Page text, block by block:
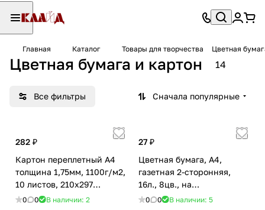
Главная Каталог Товары для творчества Цветная
Цветная бумага и картон 14
Все фильтры Сначала популярные
282 ₽
Картон переплетный А4
толщина 1,75мм, 1100г/м2,
10 листов, 210х297
мм/BRAUBERG
0 0 В наличии: 2
27 ₽
Цветная бумага, А4,
газетная 2-сторонняя,
16л., 8цв., на
скобе/ArtSpace,
0 0 В наличии: 5